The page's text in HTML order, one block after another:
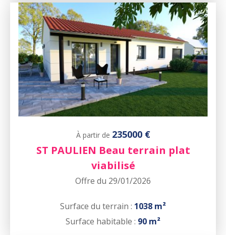
À partir de 235000 €
ST PAULIEN Beau terrain plat
viabilisé
Offre du 29/01/2026
Surface du terrain : 1038 m²
Surface habitable : 90 m²